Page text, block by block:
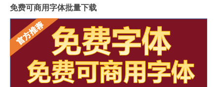
免费可商用字体批量下载